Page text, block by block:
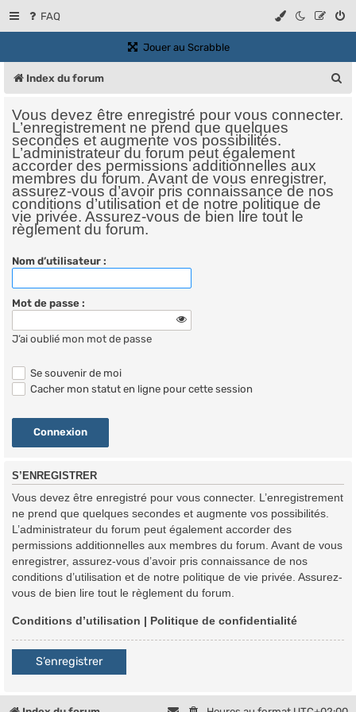
FAQ
Jouer au Scrabble(Ouvre un nouvel onglet)
Index du forum
Vous devez être enregistré pour vous connecter.
L’enregistrement ne prend que quelques
secondes et augmente vos possibilités.
L’administrateur du forum peut également
accorder des permissions additionnelles aux
membres du forum. Avant de vous enregistrer,
assurez-vous d’avoir pris connaissance de nos
conditions d’utilisation et de notre politique de
vie privée. Assurez-vous de bien lire tout le
règlement du forum.
Nom d’utilisateur :
Mot de passe :
J’ai oublié mon mot de passe
Se souvenir de moi
Cacher mon statut en ligne pour cette session
S’ENREGISTRER
Vous devez être enregistré pour vous connecter. L’enregistrement
ne prend que quelques secondes et augmente vos possibilités.
L’administrateur du forum peut également accorder des
permissions additionnelles aux membres du forum. Avant de vous
enregistrer, assurez-vous d’avoir pris connaissance de nos
conditions d’utilisation et de notre politique de vie privée. Assurez-
vous de bien lire tout le règlement du forum.
Conditions d’utilisation | Politique de confidentialité
S’enregistrer